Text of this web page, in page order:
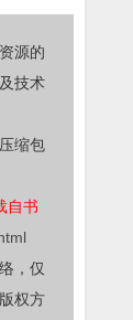
源的
技术
缩包
自书
，仅
权方